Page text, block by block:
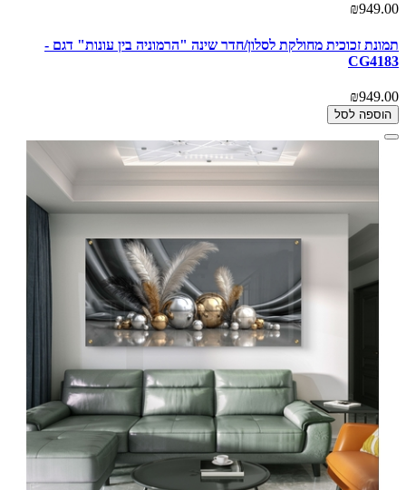
₪949.00
תמונת זכוכית מחולקת לסלון/חדר שינה "הרמוניה בין עונות" דגם -
CG4183
₪949.00
הוספה לסל